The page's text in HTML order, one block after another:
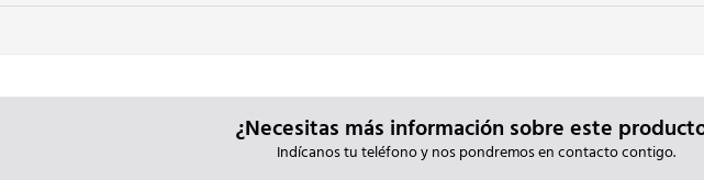
¿Necesitas más información sobre este
Indícanos tu teléfono y nos pondremos en contacto contigo.